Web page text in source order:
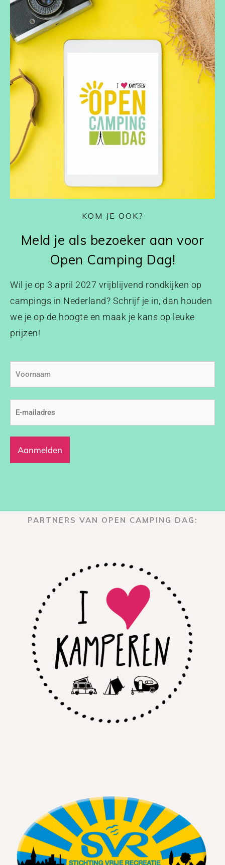
KOM JE OOK?
Meld je als bezoeker aan voor
Open Camping Dag!
Wil je op 3 april 2027 vrijblijvend rondkijken op
campings in Nederland? Schrijf je in, dan houden
we je op de hoogte en maak je kans op leuke
prijzen!
Voornaam
E-
mailadres
PARTNERS VAN OPEN CAMPING DAG: